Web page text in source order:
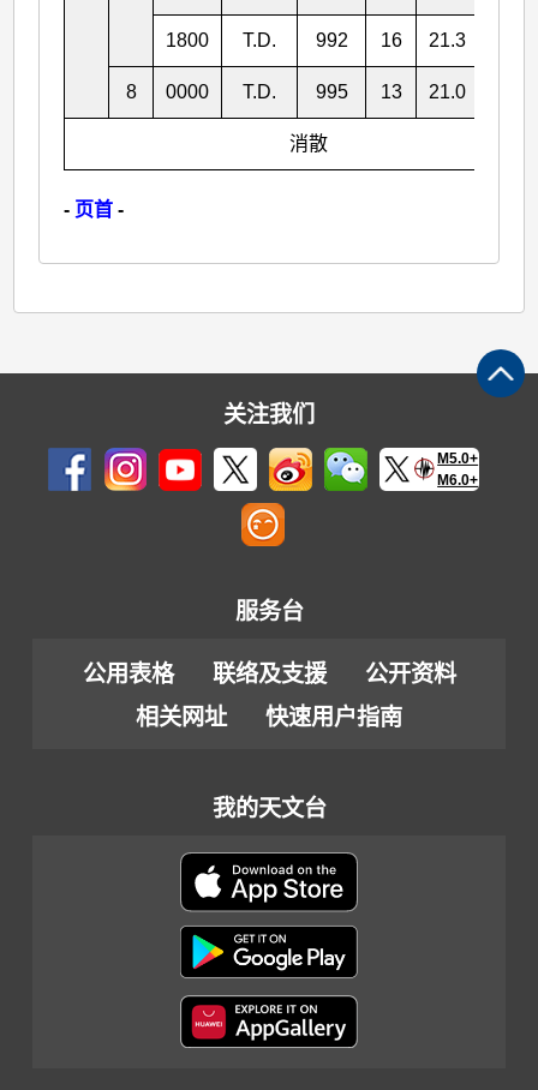
1800 T.D. 992 16 21.3
8 0000 T.D. 995 13 21.0
消散
- 页首 -
关注我们
M5.0+
M6.0+
服务台
公用表格 联络及支援
公开资料
相关网址
快速用户指南
我的天文台